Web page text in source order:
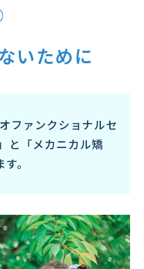
いために
ファンクショナルセ
と「メカニカル矯
。